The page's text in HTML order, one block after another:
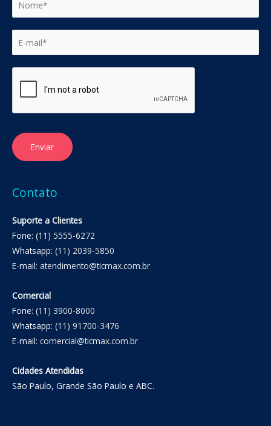
Enviar
Contato
Suporte a Clientes
Fone: (11) 5555-6272
Whatsapp: (11) 2039-5850
E-mail: atendimento@ticmax.com.br
Comercial
Fone: (11) 3900-8000
Whatsapp: (11) 91700-3476
E-mail: comercial@ticmax.com.br
Cidades Atendidas
São Paulo, Grande São Paulo e ABC.